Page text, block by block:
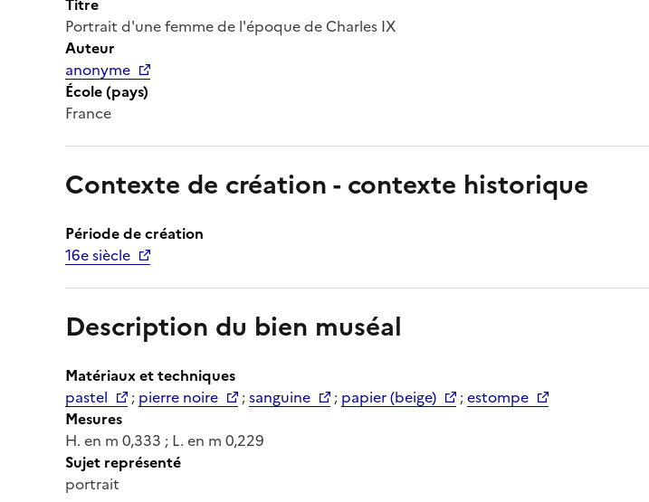
Portrait d'une femme de l'époque de Charles IX
Auteur
anonyme
École (pays)
France
Contexte de création - contexte historique
Période de création
16e siècle
Description du bien muséal
Matériaux et techniques
pastel
; pierre noire ;sanguine ; papier (beige) ;estompe
Mesures
H. en m 0,333 ; L. en m 0,229
Sujet représenté
portrait